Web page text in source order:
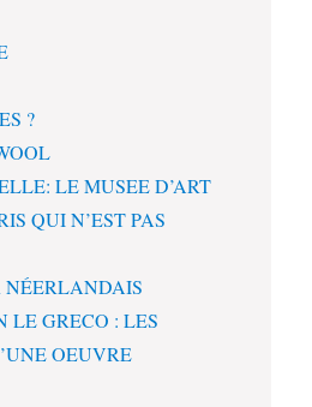
?
LE MUSEE D’ART
QUI N’EST PAS
NÉERLANDAIS
LE GRECO : LES
OEUVRE